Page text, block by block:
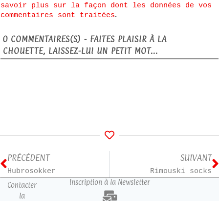
savoir plus sur la façon dont les données de vos
commentaires sont traitées.
0 COMMENTAIRES(S) - FAITES PLAISIR À LA
CHOUETTE, LAISSEZ-LUI UN PETIT MOT...
PRÉCÉDENT
Hubrosokker
SUIVANT
Rimouski socks
Contacter
la
Inscription à la Newsletter